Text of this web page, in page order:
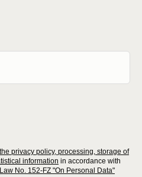
the privacy policy, processing, storage of
information in accordance with
No. 152-FZ "On Personal Data"